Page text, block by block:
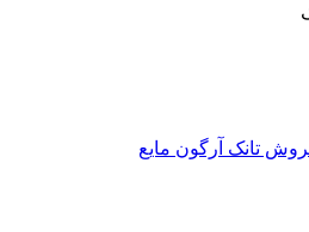
تانک آرگون مایع